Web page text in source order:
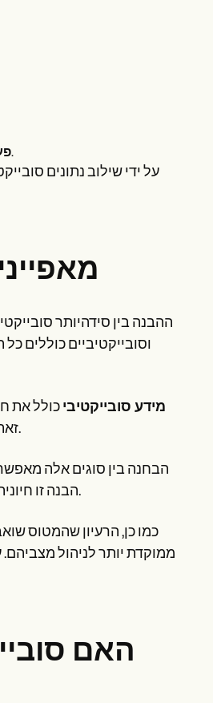
: עבודה עם צוות העובדים כדי לסיים ולצמצם את כל הנתונים הראויים להעמסה של המטוס.
על ידי שילוב נתונים
ההבנה בין סידהיותר
וסובייקטיביים כוללים
מידע סובייקטיבי כולל את
זאת, נתונים מתמקדים במידע כדי למדוד את המידע, כגון גורמים חיוניים ומייצבי של פעילות גופנית.
הבחנה בין סוגים אלה
הבנה זו חיונית עבור המטופלים, ומבטיחה שהמטופלים מקבלים מידע מלא על מצבם הבריטי והטיפול שלהם.
כמו כן, הרעיון שהמטוס
ממוקדת יותר לניהול
האם